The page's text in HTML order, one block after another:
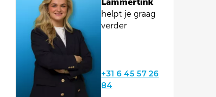
helpt je graag
verder
+31 6 45 57 26
84